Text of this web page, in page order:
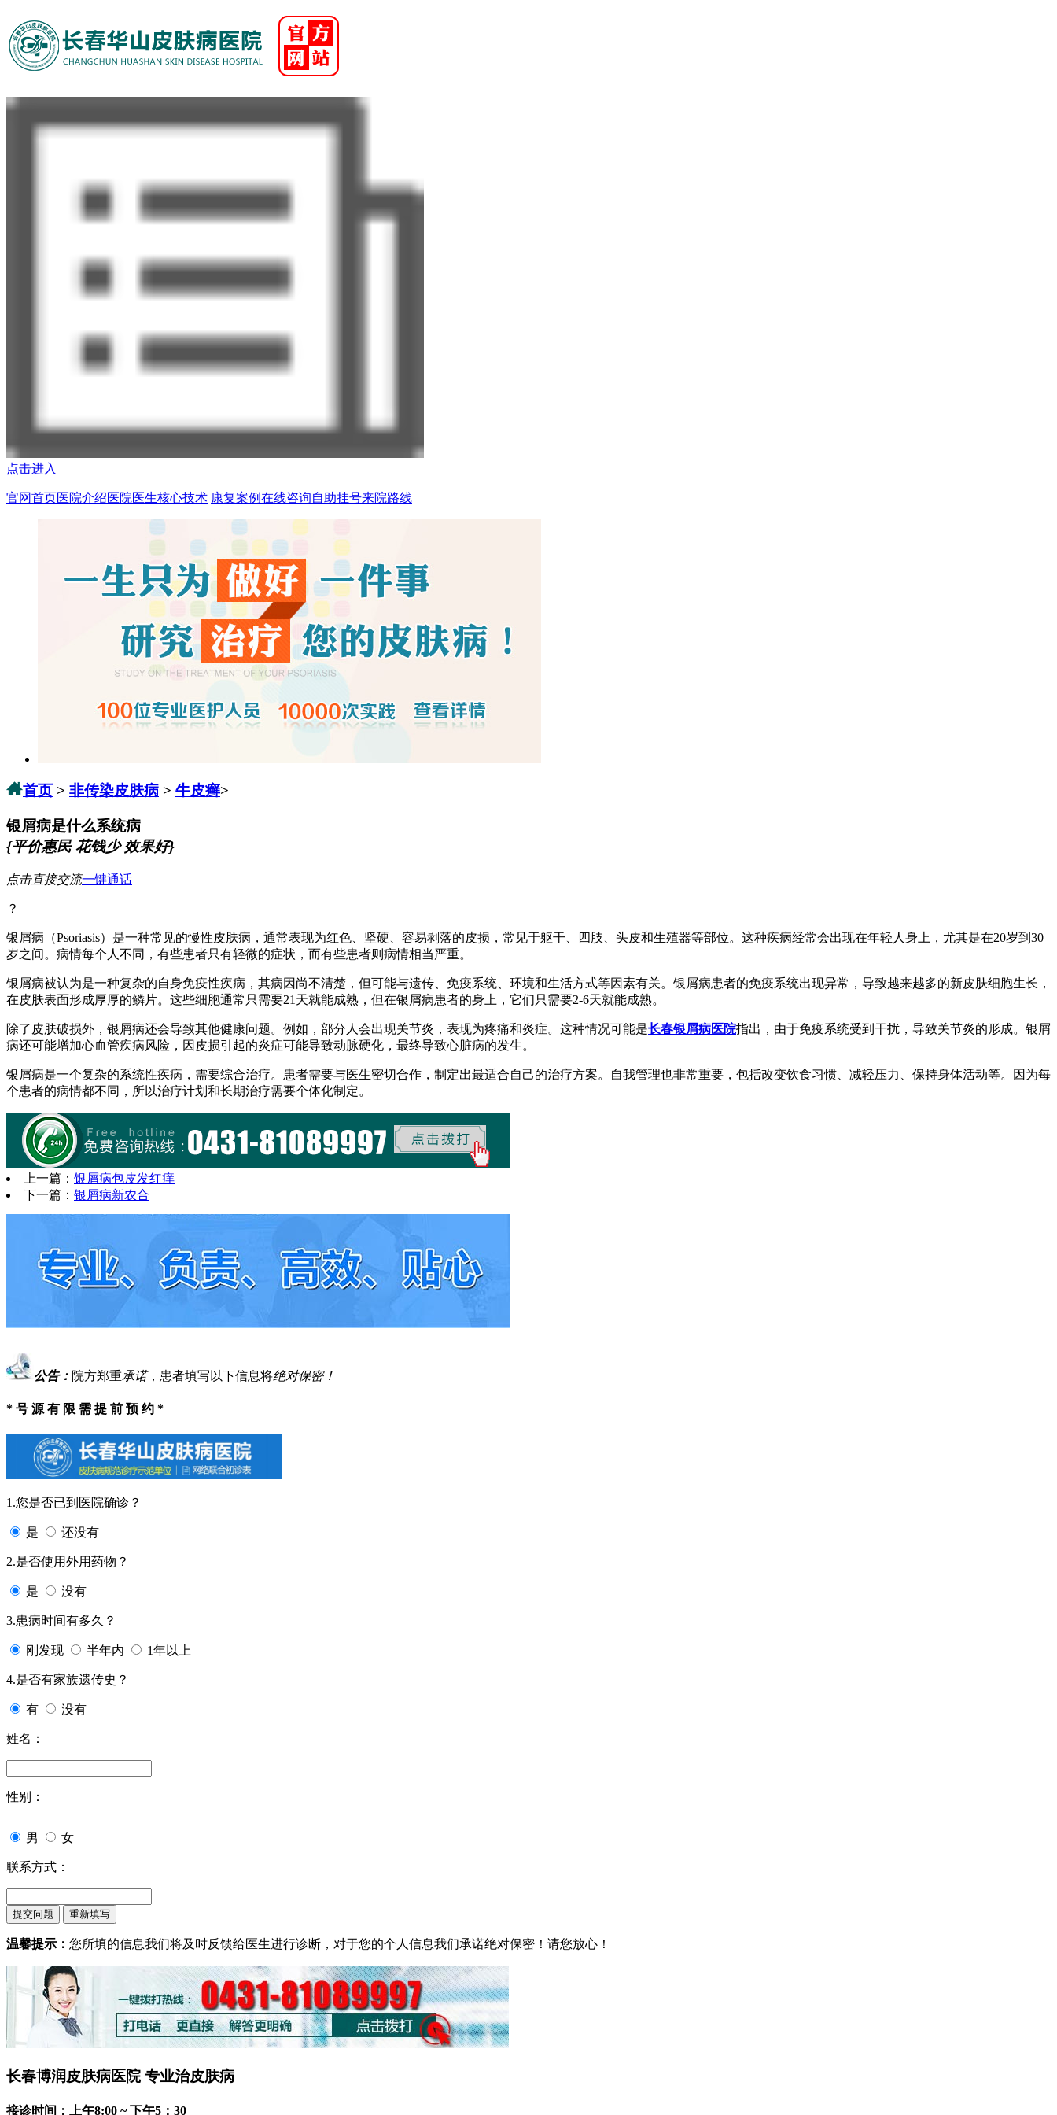
点击进入
官网首页医院介绍医院医生核心技术 康复案例在线咨询自助挂号来院路线
首页 > 非传染皮肤病 > 牛皮癣>
银屑病是什么系统病
{平价惠民 花钱少 效果好}
点击直接交流一键通话
？
银屑病（Psoriasis）是一种常见的慢性皮肤病，通常表现为红色、坚硬、容易剥落的皮损，常见于躯干、四肢、头皮和生殖器等部位。这种疾病经常会出现在年轻人身上，尤其是在20岁到30
岁之间。病情每个人不同，有些患者只有轻微的症状，而有些患者则病情相当严重。
银屑病被认为是一种复杂的自身免疫性疾病，其病因尚不清楚，但可能与遗传、免疫系统、环境和生活方式等因素有关。银屑病患者的免疫系统出现异常，导致越来越多的新皮肤细胞生长，
在皮肤表面形成厚厚的鳞片。这些细胞通常只需要21天就能成熟，但在银屑病患者的身上，它们只需要2-6天就能成熟。
除了皮肤破损外，银屑病还会导致其他健康问题。例如，部分人会出现关节炎，表现为疼痛和炎症。这种情况可能是长春银屑病医院指出，由于免疫系统受到干扰，导致关节炎的形成。银屑
病还可能增加心血管疾病风险，因皮损引起的炎症可能导致动脉硬化，最终导致心脏病的发生。
银屑病是一个复杂的系统性疾病，需要综合治疗。患者需要与医生密切合作，制定出最适合自己的治疗方案。自我管理也非常重要，包括改变饮食习惯、减轻压力、保持身体活动等。因为每
个患者的病情都不同，所以治疗计划和长期治疗需要个体化制定。
上一篇： 银屑病包皮发红痒
下一篇： 银屑病新农合
公告： 院方郑重承诺，患者填写以下信息将绝对保密！
* 号 源 有 限 需 提 前 预 约 *
1.您是否已到医院确诊？
是 还没有
2.是否使用外用药物？
是 没有
3.患病时间有多久？
刚发现 半年内 1年以上
4.是否有家族遗传史？
有 没有
姓名：
性别：
男 女
联系方式：
温馨提示： 您所填的信息我们将及时反馈给医生进行诊断，对于您的个人信息我们承诺绝对保密！请您放心！
长春博润皮肤病医院 专业治皮肤病
接诊时间：上午8:00 ~ 下午5：30